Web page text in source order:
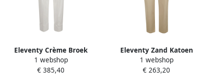
Eleventy Crème Broek
Italiaanse Samenstelling
Stijlvol Beige Dames
1 webshop
€ 385,40
Eleventy Zand Katoen
Elastaan Broek Made in
Italy Beige Dames
1 webshop
€ 263,20